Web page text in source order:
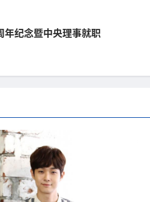
年纪念暨中央理事就职